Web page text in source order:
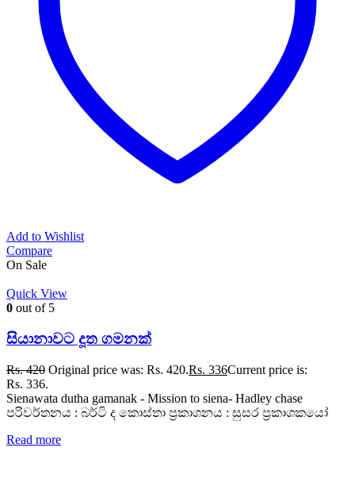
Add to Wishlist
Compare
On Sale
Quick View
0 out of 5
සියානාවට දූත ගමනක්
Rs.420 Original price was: Rs. 420.Rs. 336Current price is:
Rs. 336.
Sienawata dutha gamanak - Mission to siena- Hadley chase
පරිවර්තනය : බර්ටි ද කොස්තා ප්‍රකාශනය : සුසර ප්‍රකාශකයෝ
Read more